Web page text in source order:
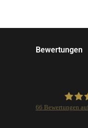
Bewertungen
66 Bewertungen